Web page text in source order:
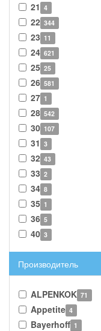
21 4
22 344
23 11
24 621
25 25
26 581
27 1
28 542
30 107
31 3
32 43
33 2
34 8
35 1
36 5
40 3
Производитель
ALPENKOK 71
Appetite 4
Bayerhoff 1